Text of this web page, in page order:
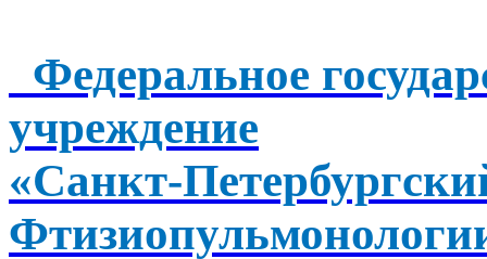
Федеральное
учреждение
«Санкт-